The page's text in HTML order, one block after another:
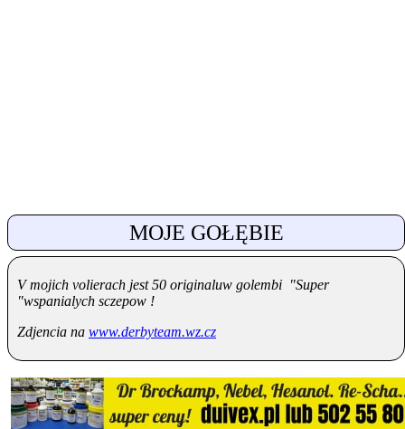
MOJE GOŁĘBIE
V mojich volierach jest 50 originaluw golembi "Super
"wspanialych sczepow !
Zdjencia na www.derbyteam.wz.cz